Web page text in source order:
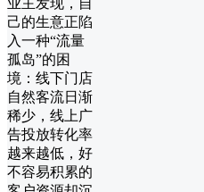
业主发现，自
己的生意正陷
入一种“流量
孤岛”的困
境：线下门店
自然客流日渐
稀少，线上广
告投放转化率
越来越低，好
不容易积累的